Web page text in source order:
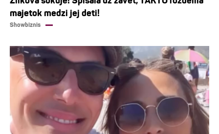
majetok medzi jej deti!
Showbiznis